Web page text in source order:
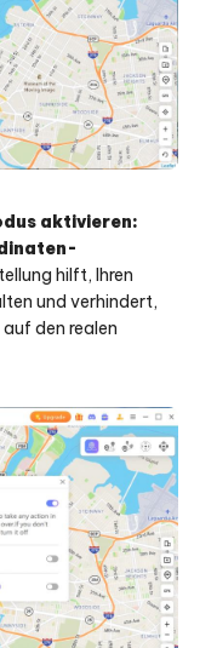
aktivieren:
hilft, Ihren
und verhindert,
den realen